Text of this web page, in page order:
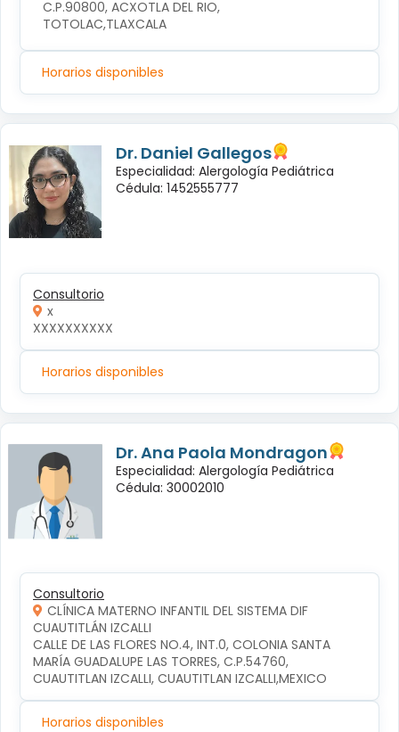
C.P.90800, ACXOTLA DEL RIO,
TOTOLAC,TLAXCALA
Horarios disponibles
Dr. Daniel Gallegos
Especialidad: Alergología Pediátrica
Cédula: 1452555777
Consultorio
x
XXXXXXXXXX
Horarios disponibles
Dr. Ana Paola Mondragon
Especialidad: Alergología Pediátrica
Cédula: 30002010
Consultorio
CLÍNICA MATERNO INFANTIL DEL SISTEMA DIF
CUAUTITLÁN IZCALLI
CALLE DE LAS FLORES NO.4, INT.0, COLONIA SANTA
MARÍA GUADALUPE LAS TORRES, C.P.54760,
CUAUTITLAN IZCALLI, CUAUTITLAN IZCALLI,MEXICO
Horarios disponibles